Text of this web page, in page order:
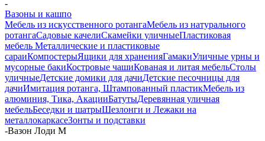
-
Вазоны и кашпо
Мебель из искусственного ротангаМебель из натурального
ротангаСадовые качелиСкамейки уличныеПластиковая
мебель Металлические и пластиковые
сараиКомпостерыЯщики для храненияГамакиУличные урны и
мусорные бакиКостровые чашиКованая и литая мебельСтолы
уличныеДетские домики для дачиДетские песочницы для
дачиИмитация ротанга, Штампованный пластикМебель из
алюминия, Тика, АкацииБатутыДеревянная уличная
мебельБеседки и шатрыШезлонги и Лежаки на
металлокаркасеЗонты и подставки
-Вазон Лоди M